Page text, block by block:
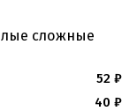
сложные
52 ₽
40 ₽